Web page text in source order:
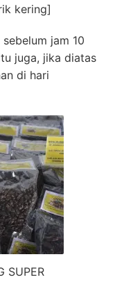
kering]
jam 10
juga, jika diatas
di hari
SUPER